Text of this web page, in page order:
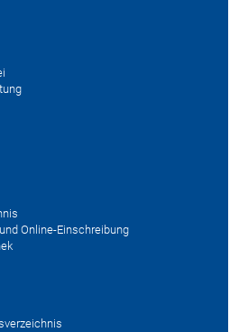
Online-Einschreibung